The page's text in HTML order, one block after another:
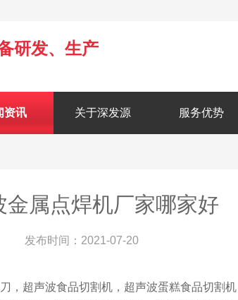
研发、生产
资讯 关于深发源 服务优势
金属点焊机厂家哪家好
发布时间：2021-07-20
超声波食品切割机，超声波蛋糕食品切割